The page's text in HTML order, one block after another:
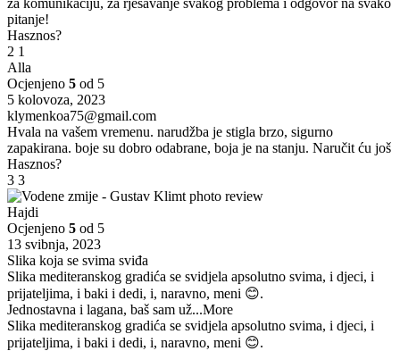
pitanje!
Hasznos?
2 1
Alla
Ocjenjeno 5 od 5
5 kolovoza, 2023
klymenkoa75@gmail.com
Hvala na vašem vremenu. narudžba je stigla brzo, sigurno
zapakirana. boje su dobro odabrane, boja je na stanju. Naručit ću još
Hasznos?
3 3
Hajdi
Ocjenjeno 5 od 5
13 svibnja, 2023
Slika koja se svima sviđa
Slika mediteranskog gradića se svidjela apsolutno svima, i djeci, i
prijateljima, i baki i dedi, i, naravno, meni 😊.
Jednostavna i lagana, baš sam už...More
Slika mediteranskog gradića se svidjela apsolutno svima, i djeci, i
prijateljima, i baki i dedi, i, naravno, meni 😊.